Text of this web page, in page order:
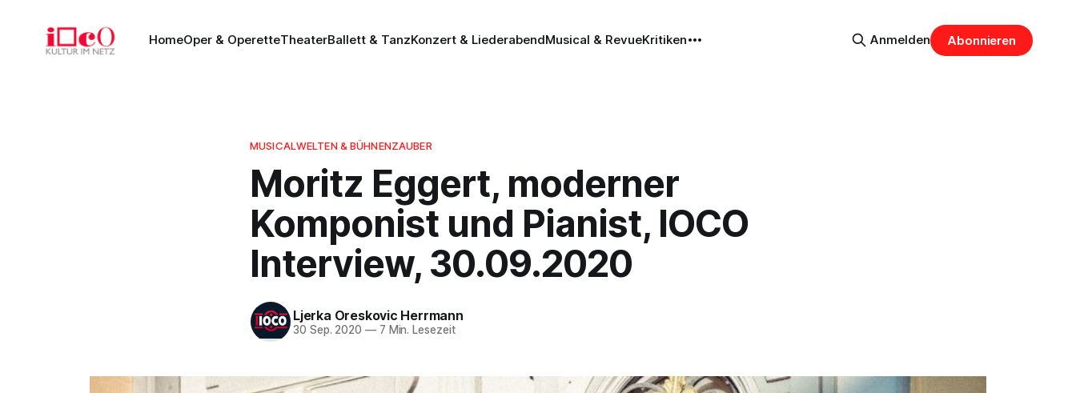
HomeOper & OperetteTheaterBallett & TanzKonzert & LiederabendMusical & RevueKritiken Anmelden Abonnieren
MUSICALWELTEN & BÜHNENZAUBER
Moritz Eggert, moderner
Komponist und Pianist, IOCO
Interview, 30.09.2020
Ljerka Oreskovic Herrmann
30 Sep. 2020 —7 Min. Lesezeit